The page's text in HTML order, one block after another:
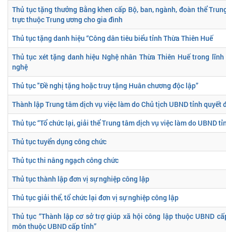
Thủ tục tặng thưởng Bằng khen cấp Bộ, ban, ngành, đoàn thể
trực thuộc Trung ương cho gia đình
Thủ tục tặng danh hiệu “Công dân tiêu biểu tỉnh Thừa Thiên Huế
Thủ tục xét tặng danh hiệu Nghệ nhân Thừa Thiên Huế trong
nghệ
Thủ tục "Đề nghị tặng hoặc truy tặng Huân chương độc lập”
Thành lập Trung tâm dịch vụ việc làm do Chủ tịch UBND tỉnh quyết
Thủ tục “Tổ chức lại, giải thể Trung tâm dịch vụ việc làm do UBND
Thủ tục tuyển dụng công chức
Thủ tục thi nâng ngạch công chức
Thủ tục thành lập đơn vị sự nghiệp công lập
Thủ tục giải thể, tổ chức lại đơn vị sự nghiệp công lập
Thủ tục “Thành lập cơ sở trợ giúp xã hội công lập thuộc UBND
môn thuộc UBND cấp tỉnh”